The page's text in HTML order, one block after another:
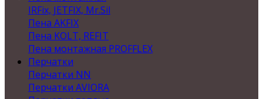
IRFix, JETFIX, Mr.Sil
Пена AKFIX
Пена KOLT, REFIT
Пена монтажная PROFFLEX
Перчатки
Перчатки NN
Перчатки AVIORA